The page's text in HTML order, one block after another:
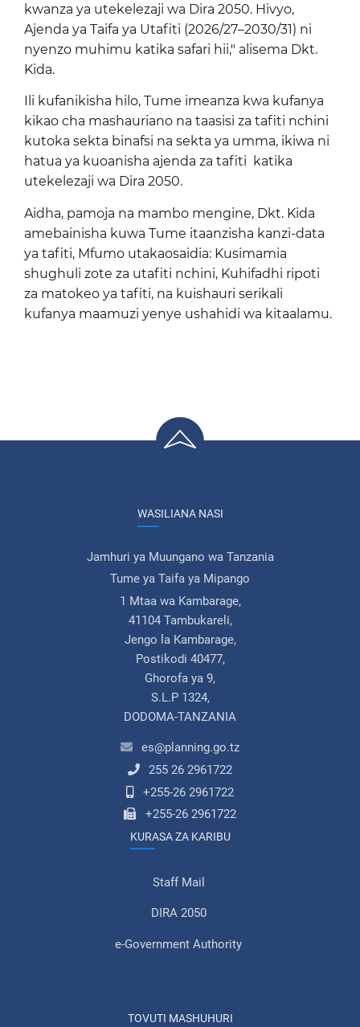
kwanza ya utekelezaji wa Dira 2050. Hivyo,
Ajenda ya Taifa ya Utafiti (2026/27–2030/31) ni
nyenzo muhimu katika safari hii," alisema Dkt.
Kida.
Ili kufanikisha hilo, Tume imeanza kwa kufanya
kikao cha mashauriano na taasisi za tafiti nchini
kutoka sekta binafsi na sekta ya umma, ikiwa ni
hatua ya kuoanisha ajenda za tafiti katika
utekelezaji wa Dira 2050.
Aidha, pamoja na mambo mengine, Dkt. Kida
amebainisha kuwa Tume itaanzisha kanzi-data
ya tafiti, Mfumo utakaosaidia: Kusimamia
shughuli zote za utafiti nchini, Kuhifadhi ripoti
za matokeo ya tafiti, na kuishauri serikali
kufanya maamuzi yenye ushahidi wa kitaalamu.
WASILIANA NASI
Jamhuri ya Muungano wa Tanzania
Tume ya Taifa ya Mipango
1 Mtaa wa Kambarage,
41104 Tambukareli,
Jengo la Kambarage,
Postikodi 40477,
Ghorofa ya 9,
S.L.P 1324,
DODOMA-TANZANIA
es@planning.go.tz
255 26 2961722
+255-26 2961722
+255-26 2961722
KURASA ZA KARIBU
Staff Mail
DIRA 2050
e-Government Authority
TOVUTI MASHUHURI